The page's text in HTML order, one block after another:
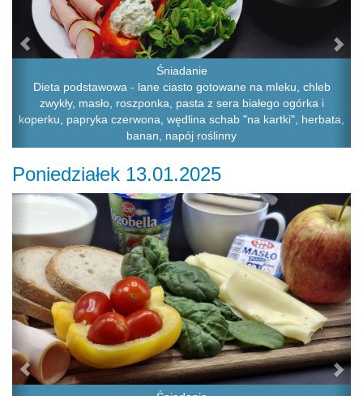
Śniadanie
Dieta podstawowa - lane ciasto gotowane na mleku, chleb
zwykły, masło, roszponka, pasta z sera białego ogórka i
koperku, papryka czerwona, wędlina schab "na kartki", herbata,
banan, napój roślinny
Poniedziałek 13.01.2025
Previous